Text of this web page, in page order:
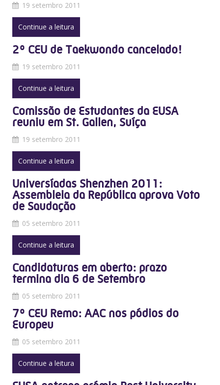
19 setembro 2011
Continue a leitura
2º CEU de Taekwondo cancelado!
19 setembro 2011
Continue a leitura
Comissão de Estudantes da EUSA
reuniu em St. Gallen, Suíça
19 setembro 2011
Continue a leitura
Universíadas Shenzhen 2011:
Assembleia da República aprova Voto
de Saudação
05 setembro 2011
Continue a leitura
Candidaturas em aberto: prazo
termina dia 6 de Setembro
05 setembro 2011
7º CEU Remo: AAC nos pódios do
Europeu
05 setembro 2011
Continue a leitura